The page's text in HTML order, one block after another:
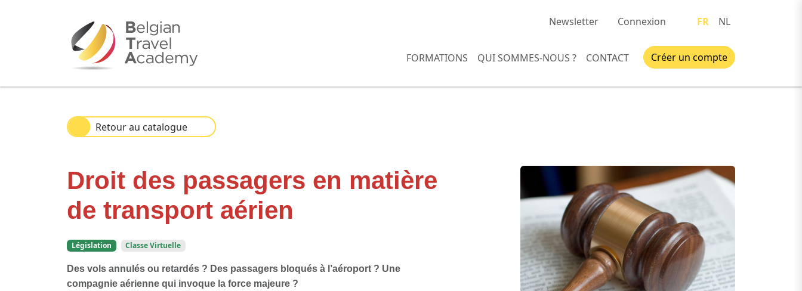
Newsletter Connexion FR NL
FORMATIONS QUI SOMMES-NOUS ? CONTACT Créer un compte
Retour au catalogue
Droit des passagers en matière
de transport aérien
Législation Classe Virtuelle
Des vols annulés ou retardés ? Des passagers bloqués à l’aéroport ? Une
compagnie aérienne qui invoque la force majeure ?